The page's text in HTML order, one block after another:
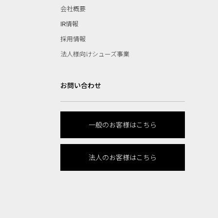
会社概要
IR情報
採用情報
法人様向けシューズ事業
お問い合わせ
一般のお客様はこちら
法人のお客様はこちら